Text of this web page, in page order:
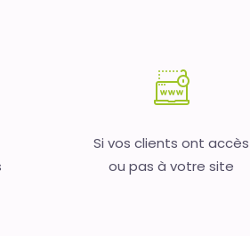
Si vos clients ont accès
ou pas à votre site